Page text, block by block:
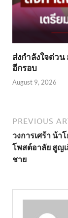
ส่งกำลังใจด่ว
อีกรอบ
August 9, 2026
PREVIOUS
วงการเศร้า น้า
โพสต์อาลัย สูญ
ชาย